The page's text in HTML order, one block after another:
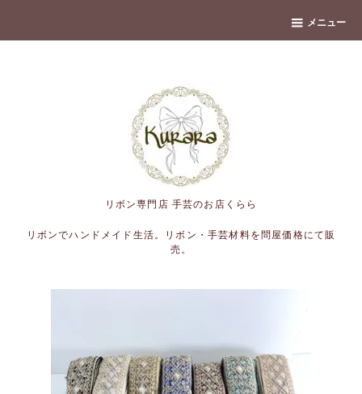
メニュー
リボン専門店 手芸のお店くらら
リボンでハンドメイド生活。リボン・手芸材料を問屋価格にて販
売。